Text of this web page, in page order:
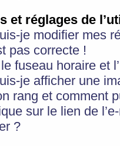
et réglages de
je modifier mes
pas correcte !
fuseau horaire et
je afficher une
rang et comment
sur le lien de
?